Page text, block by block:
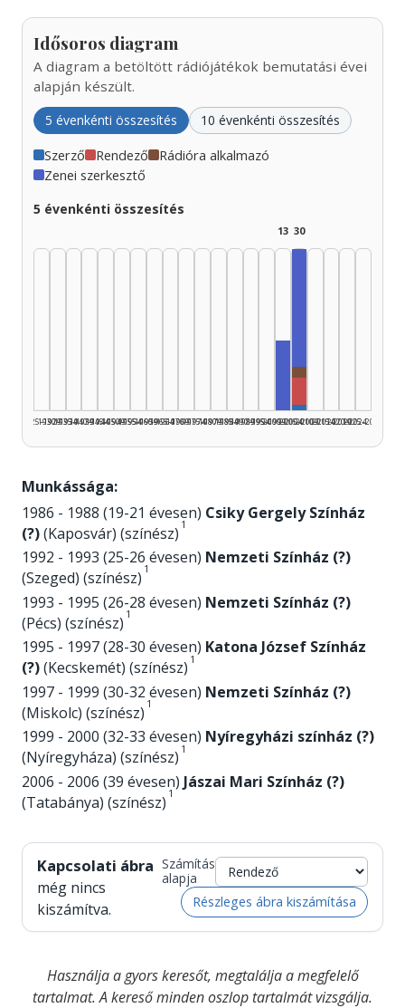
Idősoros diagram
A diagram a betöltött rádiójátékok bemutatási évei
alapján készült.
5 évenkénti összesítés 10 évenkénti összesítés
Szerző Rendező
Rádióra alkalmazó
Zenei szerkesztő
5 évenkénti összesítés
1925–1929
1930–1934
1935–1939
1940–1944
1945–1949
1950–1954
1955–1959
1960–1964
1965–1969
1970–1974
1975–1979
1980–1984
1985–1989
1990–1994
1995–1999
13
2000–2004
30
Szerző,
Rendező,
Rádióra
2005–2009
2010–2014
2015–2019
2020–2024
2025–2026
Munkássága:
1986 - 1988 (19-21 évesen) Csiky Gergely Színház
(?)(Kaposvár) (színész) 1
1992 - 1993 (25-26 évesen) Nemzeti Színház (?)
(Szeged) (színész) 1
1993 - 1995 (26-28 évesen) Nemzeti Színház (?)
(Pécs) (színész) 1
1995 - 1997 (28-30 évesen) Katona József Színház
(?)(Kecskemét) (színész) 1
1997 - 1999 (30-32 évesen) Nemzeti Színház (?)
(Miskolc) (színész) 1
1999 - 2000 (32-33 évesen) Nyíregyházi színház (?)
(Nyíregyháza) (színész) 1
2006 - 2006 (39 évesen) Jászai Mari Színház (?)
(Tatabánya) (színész) 1
Kapcsolati ábra
még nincs
kiszámítva.
Számítás
alapja
Részleges ábra kiszámítása
Használja a gyors keresőt, megtalálja a megfelelő
tartalmat. A kereső minden oszlop tartalmát vizsgálja.